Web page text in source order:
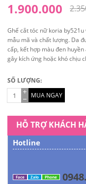
1.900.000
Ghế cắt tóc nữ koria
mẫu mã và chất lượng. Da
cấp, kết hợp màu đen
gây kích ứng hoặc khó chịu
SỐ LƯỢNG:
MUA NGAY
HỖ TRỢ KHÁCH
Hotline
Face Zalo Phone